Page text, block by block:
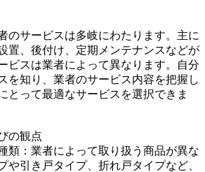
のサービスは多岐にわたります。主に
置、後付け、定期メンテナンスなどが
ビスは業者によって異なります。自分
を知り、業者のサービス内容を把握し
とって最適なサービスを選択できま
の観点
類：業者によって取り扱う商品が異な
や引き戸タイプ、折れ戸タイプなど、